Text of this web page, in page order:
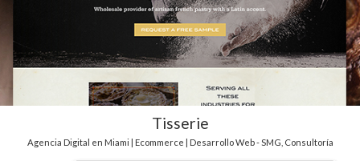
Tisserie
Agencia Digital en Miami | Ecommerce | Desarrollo Web - SMG Consultoría